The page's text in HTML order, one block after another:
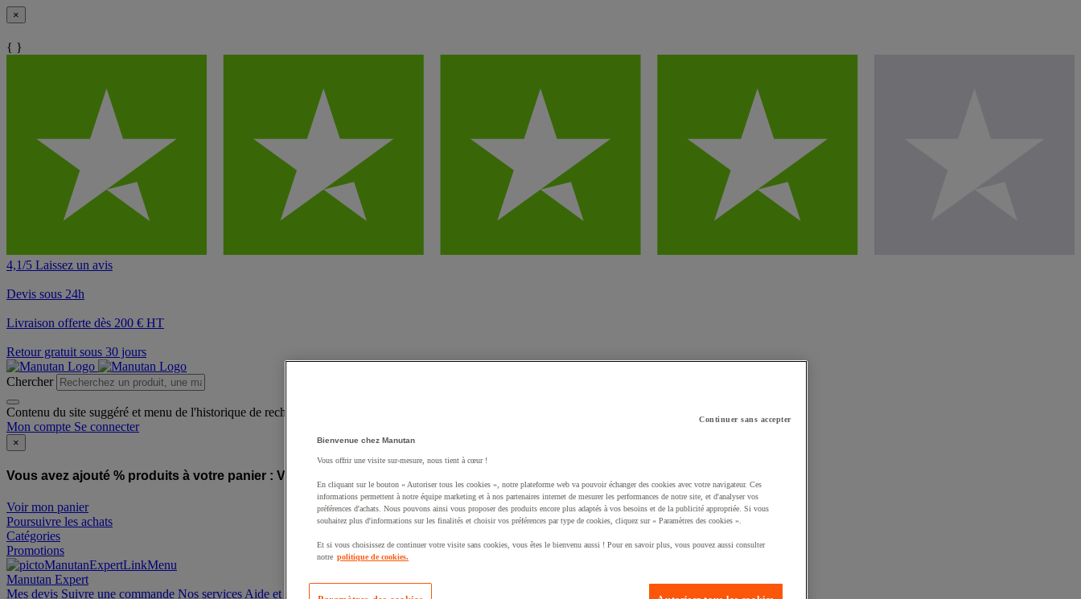
×
{ }
4,1/5 Laissez un avis
Devis sous 24h
Livraison offerte dès 200 € HT
Retour gratuit sous 30 jours
Chercher
Contenu du site suggéré et menu de l'historique de recherche
Mon compte Se connecter
×
Vous avez ajouté % produits à votre panier : Vous avez ajouté un produit à votre panier :
Voir mon panier
Poursuivre les achats
Catégories
Promotions
Manutan Expert
offre reconditionnée
Continuer sans accepter
Bienvenue chez Manutan
Vous offrir une visite sur-mesure, nous tient à cœur !
En cliquant sur le bouton « Autoriser tous les cookies », notre plateforme web va pouvoir échanger des cookies avec votre navigateur. Ces
informations permettent à notre équipe marketing et à nos partenaires internet de mesurer les performances de notre site, et d'analyser vos
préférences d'achats. Nous pouvons ainsi vous proposer des produits encore plus adaptés à vos besoins et de la publicité appropriée. Si vous
souhaitez plus d'informations sur les finalités et choisir vos préférences par type de cookies, cliquez sur « Paramètres des cookies ».
Et si vous choisissez de continuer votre visite sans cookies, vous êtes le bienvenu aussi ! Pour en savoir plus, vous pouvez aussi consulter
notre politique de cookies.